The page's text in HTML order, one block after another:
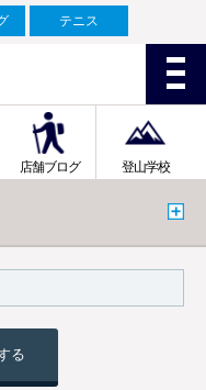
テニス
店舗ブログ 登山学校
る